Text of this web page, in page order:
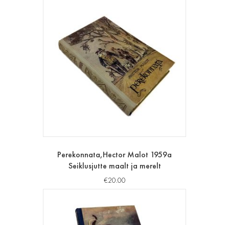
Perekonnata,Hector Malot 1959a
Seiklusjutte maalt ja merelt
€20.00